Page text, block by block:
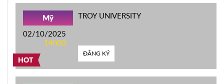
HOT
Mỹ
02/10/2025
14h00
TROY UNIVERSITY
ĐĂNG KÝ